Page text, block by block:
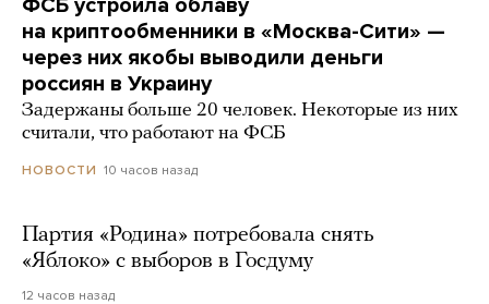
ФСБ устроила облаву
на криптообменники в «Москва-Сити» —
через них якобы выводили деньги
россиян в Украину
Задержаны больше 20 человек. Некоторые из них
считали, что работают на ФСБ
НОВОСТИ 10 часов назад
Партия «Родина» потребовала снять
«Яблоко» с выборов в Госдуму
12 часов назад